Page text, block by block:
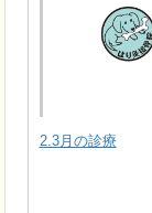
2.3月の診療